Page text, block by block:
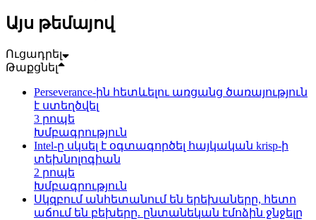
Այս թեմայով
Ուցադրել
Թաքցնել
Perseverance-ին հետևելու առցանց ծառայություն
է ստեղծվել
3 րոպե
Խմբագրություն
Intel-ը սկսել է օգտագործել հայկական krisp-ի
տեխնոլոգիան
2 րոպե
Խմբագրություն
Սկզբում անհետանում են երեխաները, հետո
աճում են բեխերը. ընտանեկան էմոձին ջնջելը